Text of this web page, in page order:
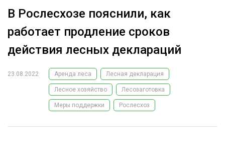
РЕКЛАМОДАТЕЛЯМ
ЛЕСНОЕ ХОЗЯЙСТВО
ЛЕСОЗАГОТОВКА
ОБРАБОТКА ДРЕВЕСИНЫ
ЭКСПЕРТНОЕ МНЕНИЕ
В Рослесхозе пояснили, как
работает продление сроков
действия лесных деклараций
23.08.2022 Аренда леса Лесная декларация
Лесное хозяйство Лесозаготовка
Меры поддержки Рослесхоз